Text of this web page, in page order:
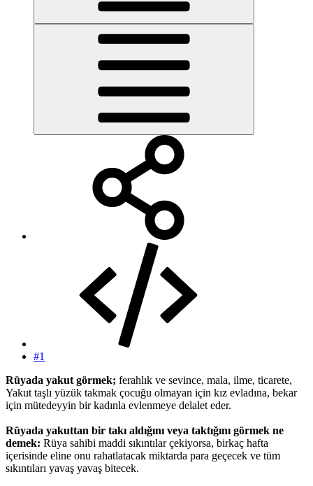
#1
Rüyada yakut görmek; ferahlık ve sevince, mala, ilme, ticarete,
Yakut taşlı yüzük takmak çocuğu olmayan için kız evladına, bekar
için mütedeyyin bir kadınla evlenmeye delalet eder.
Rüyada yakuttan bir takı aldığını veya taktığını görmek ne
demek: Rüya sahibi maddi sıkıntılar çekiyorsa, birkaç hafta
içerisinde eline onu rahatlatacak miktarda para geçecek ve tüm
sıkıntıları yavaş yavaş bitecek.